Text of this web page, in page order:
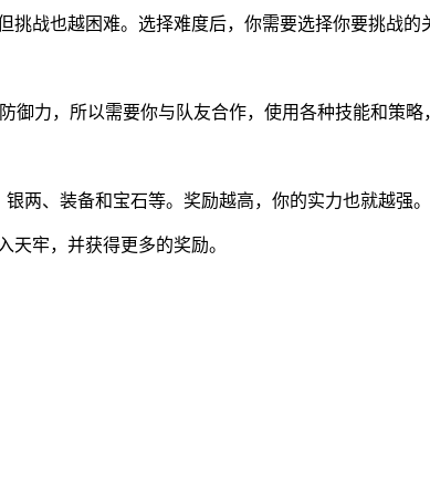
战也越困难。选择难度后，你需要选择你要挑战的
力，所以需要你与队友合作，使用各种技能和策略
两、装备和宝石等。奖励越高，你的实力也就越强。
牢，并获得更多的奖励。